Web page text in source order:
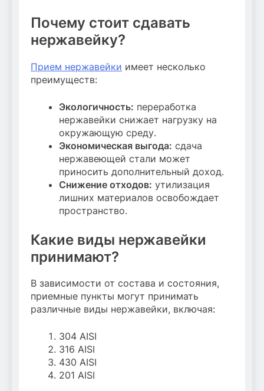
Почему стоит сдавать
нержавейку?
Прием нержавейки имеет несколько
преимуществ:
Экологичность: переработка
нержавейки снижает нагрузку на
окружающую среду.
Экономическая выгода: сдача
нержавеющей стали может
приносить дополнительный доход.
Снижение отходов: утилизация
лишних материалов освобождает
пространство.
Какие виды нержавейки
принимают?
В зависимости от состава и состояния,
приемные пункты могут принимать
различные виды нержавейки, включая:
304 AISI
316 AISI
430 AISI
201 AISI